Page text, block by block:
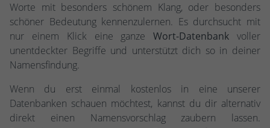
Worte mit besonders schönem Klang, oder besonders
schöner Bedeutung kennenzulernen. Es durchsucht mit
nur einem Klick eine ganzeWort-Datenbank voller
unentdeckter Begriffe und unterstützt dich so in deiner
Namensfindung.
Wenn du erst einmal kostenlos in eine unserer
Datenbanken schauen möchtest, kannst du dir alternativ
direkt einen Namensvorschlag zaubern lassen.